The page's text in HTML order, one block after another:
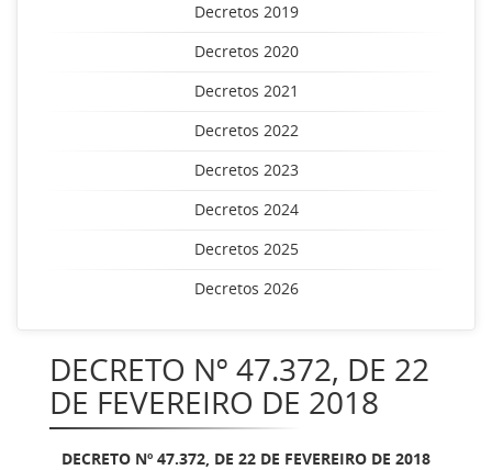
Decretos 2019
Decretos 2020
Decretos 2021
Decretos 2022
Decretos 2023
Decretos 2024
Decretos 2025
Decretos 2026
DECRETO Nº 47.372, DE 22
DE FEVEREIRO DE 2018
DECRETO Nº 47.372, DE 22 DE FEVEREIRO DE 2018